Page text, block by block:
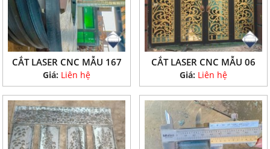
CẮT LASER CNC MẪU 167
Giá: Liên hệ
CẮT LASER CNC MẪU 06
Giá: Liên hệ